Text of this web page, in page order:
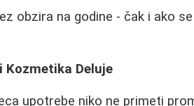
obzira na godine - čak i ako
Kozmetika Deluje
upotrebe niko ne primeti